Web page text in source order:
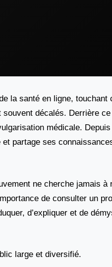
la santé en ligne, touchant
décalés. Derrière
médicale. Depuis
partage ses
ne cherche jamais à
de consulter un
d’expliquer et de
large et diversifié.